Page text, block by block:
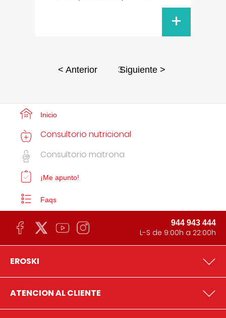
+
< Anterior 3Siguiente >
Inicio
Consultorio nutricional
Consultorio matrona
¡Me apunto!
Faqs
944 943 444
L-S de 9:00h a 22:00h
EROSKI
ATENCION AL CLIENTE